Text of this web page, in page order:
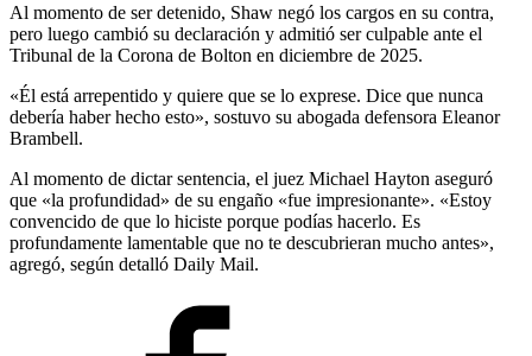
Al momento de ser detenido, Shaw negó los cargos en su contra,
pero luego cambió su declaración y admitió ser culpable ante el
Tribunal de la Corona de Bolton en diciembre de 2025.
«Él está arrepentido y quiere que se lo exprese. Dice que nunca
debería haber hecho esto», sostuvo su abogada defensora Eleanor
Brambell.
Al momento de dictar sentencia, el juez Michael Hayton aseguró
que «la profundidad» de su engaño «fue impresionante». «Estoy
convencido de que lo hiciste porque podías hacerlo. Es
profundamente lamentable que no te descubrieran mucho antes»,
agregó, según detalló Daily Mail.